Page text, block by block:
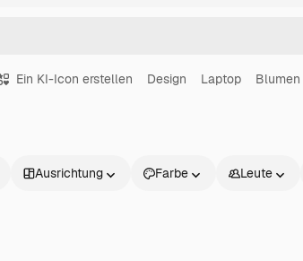
Ein KI-Icon erstellen Design Laptop Blumen
Ausrichtung Farbe Leute